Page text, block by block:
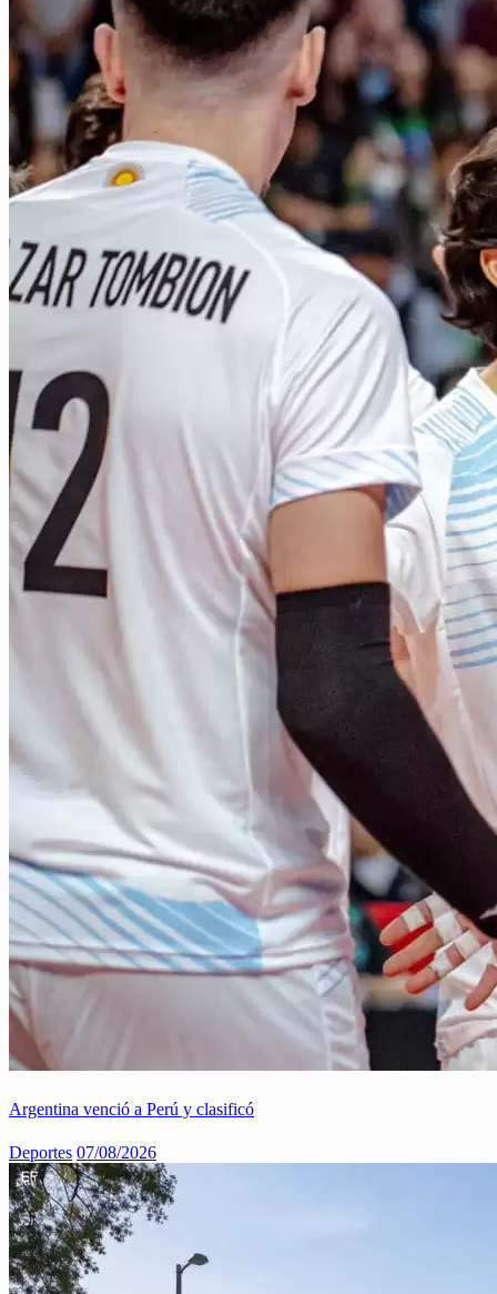
Argentina venció a Perú y clasificó
Deportes 07/08/2026